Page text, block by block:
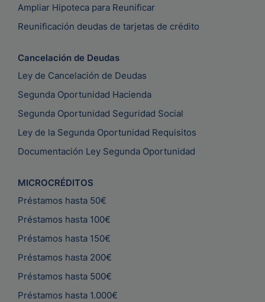
Ampliar Hipoteca para Reunificar
Reunificación deudas de tarjetas de crédito
Cancelación de Deudas
Ley de Cancelación de Deudas
Segunda Oportunidad Hacienda
Segunda Oportunidad Seguridad Social
Ley de la Segunda Oportunidad Requisitos
Documentación Ley Segunda Oportunidad
MICROCRÉDITOS
Préstamos hasta 50€
Préstamos hasta 100€
Préstamos hasta 150€
Préstamos hasta 200€
Préstamos hasta 500€
Préstamos hasta 1.000€